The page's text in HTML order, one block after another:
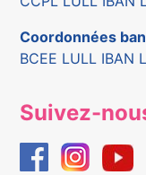
Coordonnées
BCEE LULL IBAN
Suivez-